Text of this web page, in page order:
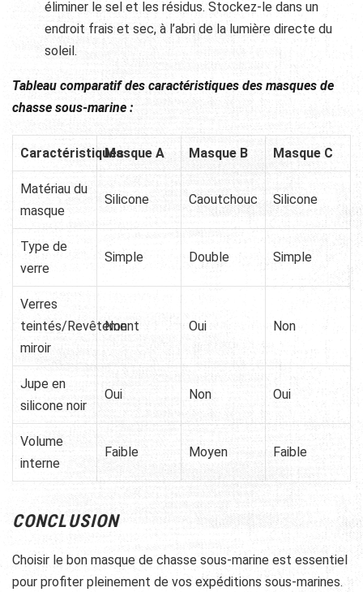
éliminer le sel et les résidus. Stockez-le dans un
endroit frais et sec, à l’abri de la lumière directe du
soleil.
Tableau comparatif des caractéristiques des masques de
chasse sous-marine :
CaractéristiquesMasque A Masque B Masque C
Matériau du
masque
Silicone Caoutchouc Silicone
Type de
verre
Simple Double Simple
Verres
teintés/Revêtement
miroir
Non Oui Non
Jupe en
silicone noir
Oui Non Oui
Volume
interne
Faible Moyen Faible
CONCLUSION
Choisir le bon masque de chasse sous-marine est essentiel
pour profiter pleinement de vos expéditions sous-marines.